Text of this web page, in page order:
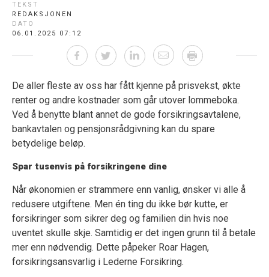
TEKST
REDAKSJONEN
DATO
06.01.2025 07:12
De aller fleste av oss har fått kjenne på prisvekst, økte
renter og andre kostnader som går utover lommeboka.
Ved å benytte blant annet de gode forsikringsavtalene,
bankavtalen og pensjonsrådgivning kan du spare
betydelige beløp.
Spar tusenvis på forsikringene dine
Når økonomien er strammere enn vanlig, ønsker vi alle å
redusere utgiftene. Men én ting du ikke bør kutte, er
forsikringer som sikrer deg og familien din hvis noe
uventet skulle skje. Samtidig er det ingen grunn til å betale
mer enn nødvendig. Dette påpeker Roar Hagen,
forsikringsansvarlig i Lederne Forsikring.